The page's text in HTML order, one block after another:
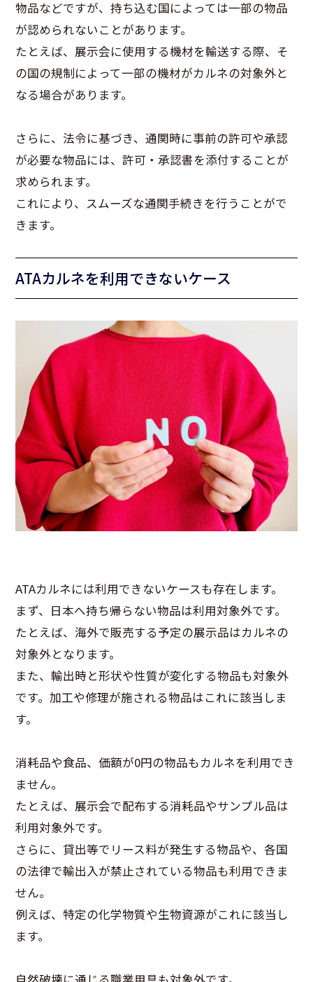
物品などですが、持ち込む国によっては一部の物品
が認められないことがあります。
たとえば、展示会に使用する機材を輸送する際、そ
の国の規制によって一部の機材がカルネの対象外と
なる場合があります。
さらに、法令に基づき、通関時に事前の許可や承認
が必要な物品には、許可・承認書を添付することが
求められます。
これにより、スムーズな通関手続きを行うことがで
きます。
ATAカルネを利用できないケース
ATAカルネには利用できないケースも存在します。
まず、日本へ持ち帰らない物品は利用対象外です。
たとえば、海外で販売する予定の展示品はカルネの
対象外となります。
また、輸出時と形状や性質が変化する物品も対象外
です。加工や修理が施される物品はこれに該当しま
す。
消耗品や食品、価額が0円の物品もカルネを利用でき
ません。
たとえば、展示会で配布する消耗品やサンプル品は
利用対象外です。
さらに、貸出等でリース料が発生する物品や、各国
の法律で輸出入が禁止されている物品も利用できま
せん。
例えば、特定の化学物質や生物資源がこれに該当し
ます。